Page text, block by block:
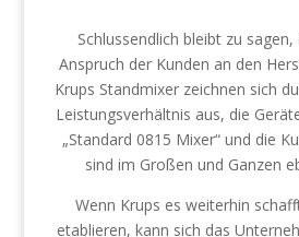
Schlussendlich bleibt zu
Anspruch der Kunden an den
Krups Standmixer zeichnen sich
Leistungsverhältnis aus, die
„Standard 0815 Mixer“ und die
sind im Großen und Ganzen
Wenn Krups es weiterhin
etablieren, kann sich das